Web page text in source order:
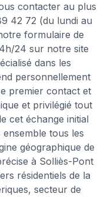
contacter au plus
42 72 (du lundi au
formulaire de
24 sur notre site
dans les
personnellement
premier contact et
et privilégié tout
cet échange initial
tous les
géographique de
à Solliès-Pont
résidentiels de la
secteur de